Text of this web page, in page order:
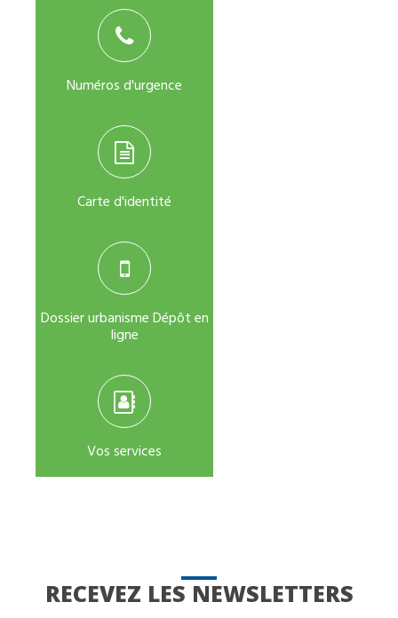
Numéros d'urgence
Carte d'identité
Dossier urbanisme Dépôt en
ligne
Vos services
RECEVEZ LES NEWSLETTERS